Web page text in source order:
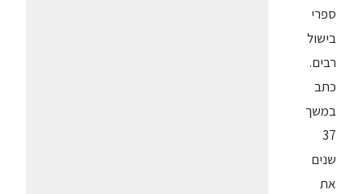
ספרי
בישול
רבים.
כתב
במשך
37
שנים
את